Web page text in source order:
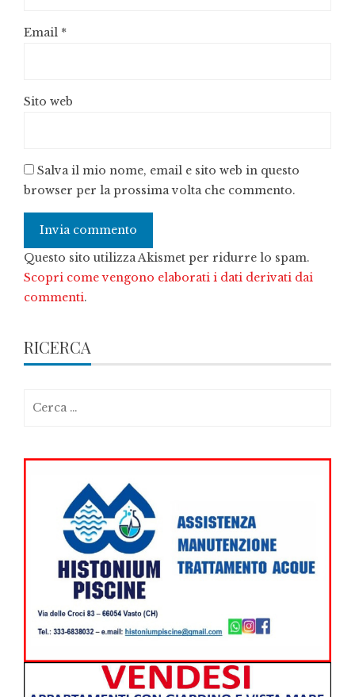
Email *
Sito web
Salva il mio nome, email e sito web in questo
browser per la prossima volta che commento.
Questo sito utilizza Akismet per ridurre lo spam.
Scopri come vengono elaborati i dati derivati dai
commenti.
RICERCA